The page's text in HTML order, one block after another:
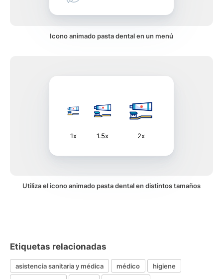
Icono animado pasta dental en un menú
1x 1.5x 2x
Utiliza el icono animado pasta dental en distintos tamaños
Etiquetas relacionadas
asistencia sanitaria y médica médico
higiene